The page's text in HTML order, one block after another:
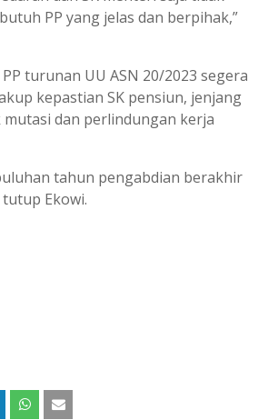
PP yang jelas dan berpihak,”
turunan UU ASN 20/2023 segera
kepastian SK pensiun, jenjang
dan perlindungan kerja
tahun pengabdian berakhir
Ekowi.